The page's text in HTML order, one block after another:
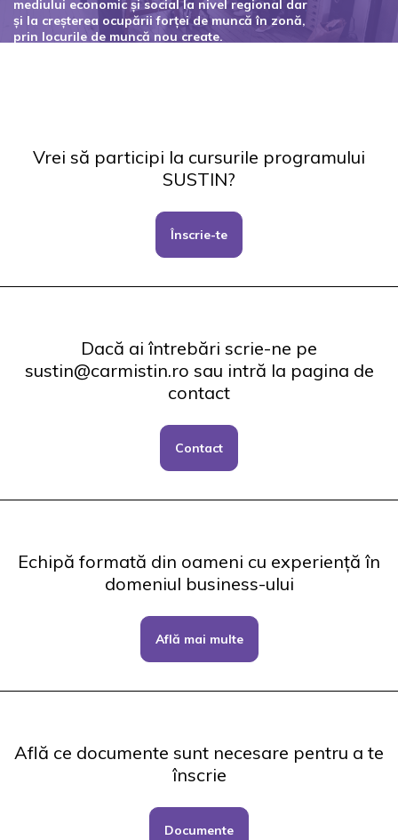
mediului economic și social la nivel regional dar
și la creșterea ocupării forței de muncă în zonă,
prin locurile de muncă nou create.
Vrei să participi la cursurile programului
SUSTIN?
Înscrie-te
Dacă ai întrebări scrie-ne pe
sustin@carmistin.ro sau intră la pagina de
contact
Contact
Echipă formată din oameni cu experiență în
domeniul business-ului
Află mai multe
Află ce documente sunt necesare pentru a te
înscrie
Documente